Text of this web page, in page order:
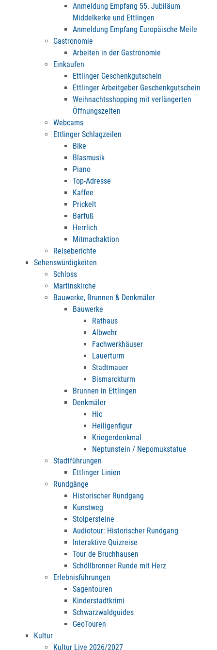
Anmeldung Empfang 55. Jubiläum
Middelkerke und Ettlingen
Anmeldung Empfang Europäische Meile
Gastronomie
Arbeiten in der Gastronomie
Einkaufen
Ettlinger Geschenkgutschein
Ettlinger Arbeitgeber Geschenkgutschein
Weihnachtsshopping mit verlängerten
Öffnungszeiten
Webcams
Ettlinger Schlagzeilen
Bike
Blasmusik
Piano
Top-Adresse
Kaffee
Prickelt
Barfuß
Herrlich
Mitmachaktion
Reiseberichte
Sehenswürdigkeiten
Schloss
Martinskirche
Bauwerke, Brunnen & Denkmäler
Bauwerke
Rathaus
Albwehr
Fachwerkhäuser
Lauerturm
Stadtmauer
Bismarckturm
Brunnen in Ettlingen
Denkmäler
Hic
Heiligenfigur
Kriegerdenkmal
Neptunstein / Nepomukstatue
Stadtführungen
Ettlinger Linien
Rundgänge
Historischer Rundgang
Kunstweg
Stolpersteine
Audiotour: Historischer Rundgang
Interaktive Quizreise
Tour de Bruchhausen
Schöllbronner Runde mit Herz
Erlebnisführungen
Sagentouren
Kinderstadtkrimi
Schwarzwaldguides
GeoTouren
Kultur
Kultur Live 2026/2027